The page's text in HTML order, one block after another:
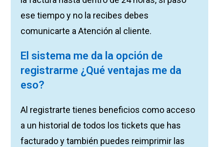
ese tiempo y no la recibes debes
comunicarte a Atención al cliente.
El sistema me da la opción de
registrarme ¿Qué ventajas me da
eso?
Al registrarte tienes beneficios como acceso
a un historial de todos los tickets que has
facturado y también puedes reimprimir las